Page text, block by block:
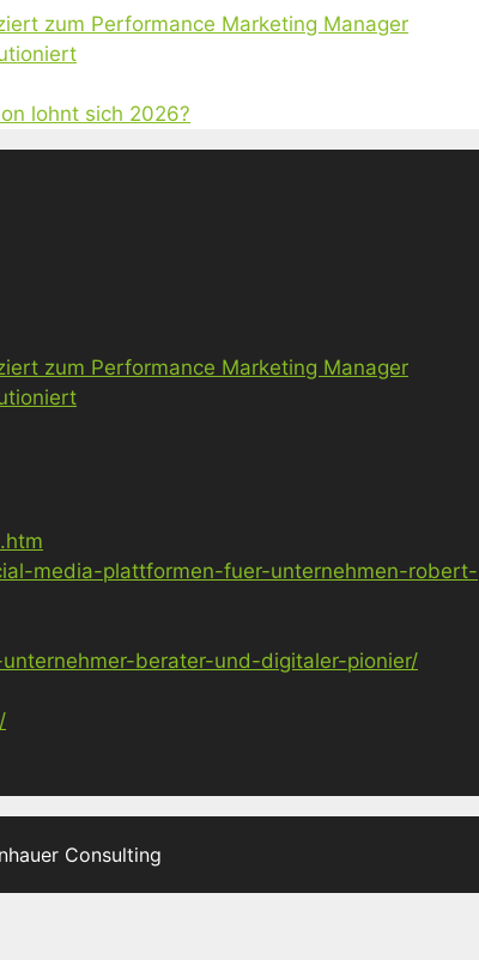
zum Performance Marketing Manager
lohnt sich 2026?
zum Performance Marketing Manager
media-plattformen-fuer-unternehmen-robert-
berater-und-digitaler-pionier/
Consulting